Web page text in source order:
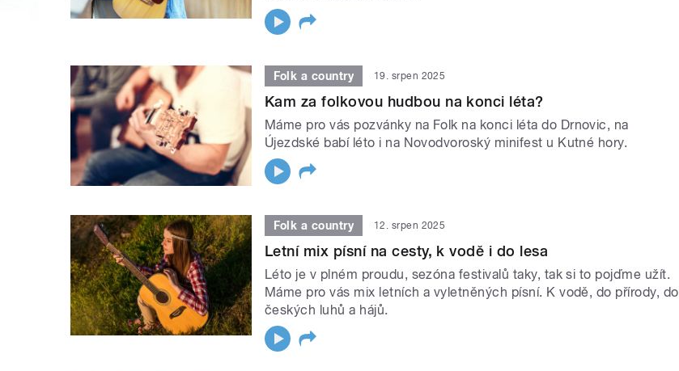
Folk a country 19. srpen 2025
Kam za folkovou hudbou na konci léta?
Máme pro vás pozvánky na Folk na konci léta do Drnovic, na
Újezdské babí léto i na Novodvoroský minifest u Kutné hory.
Folk a country 12. srpen 2025
Letní mix písní na cesty, k vodě i do lesa
Léto je v plném proudu, sezóna festivalů taky, tak si to pojďme užít.
Máme pro vás mix letních a vyletněných písní. K vodě, do přírody, do
českých luhů a hájů.